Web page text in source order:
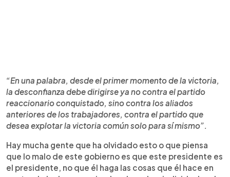
“En una palabra, desde el primer momento de la victoria,
la desconfianza debe dirigirse ya no contra el partido
reaccionario conquistado, sino contra los aliados
anteriores de los trabajadores, contra el partido que
desea explotar la victoria común solo para sí mismo”.
Hay mucha gente que ha olvidado esto o que piensa
que lo malo de este gobierno es que este presidente es
el presidente, no que él haga las cosas que él hace en